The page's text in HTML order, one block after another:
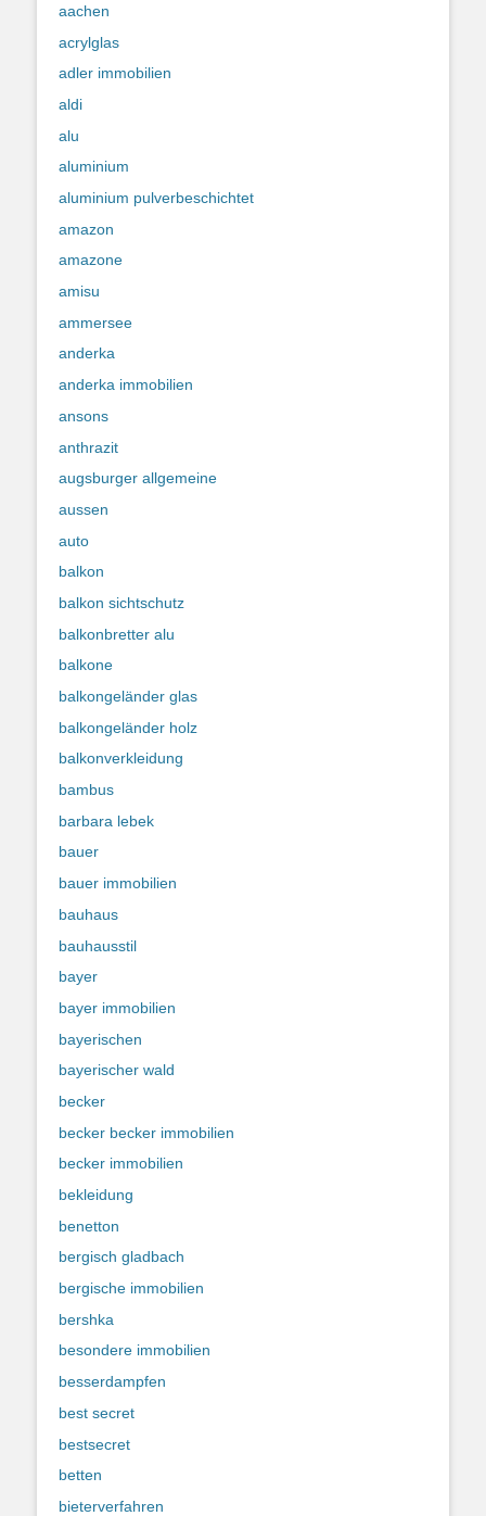
aachen
acrylglas
adler immobilien
aldi
alu
aluminium
aluminium pulverbeschichtet
amazon
amazone
amisu
ammersee
anderka
anderka immobilien
ansons
anthrazit
augsburger allgemeine
aussen
auto
balkon
balkon sichtschutz
balkonbretter alu
balkone
balkongeländer glas
balkongeländer holz
balkonverkleidung
bambus
barbara lebek
bauer
bauer immobilien
bauhaus
bauhausstil
bayer
bayer immobilien
bayerischen
bayerischer wald
becker
becker becker immobilien
becker immobilien
bekleidung
benetton
bergisch gladbach
bergische immobilien
bershka
besondere immobilien
besserdampfen
best secret
bestsecret
betten
bieterverfahren